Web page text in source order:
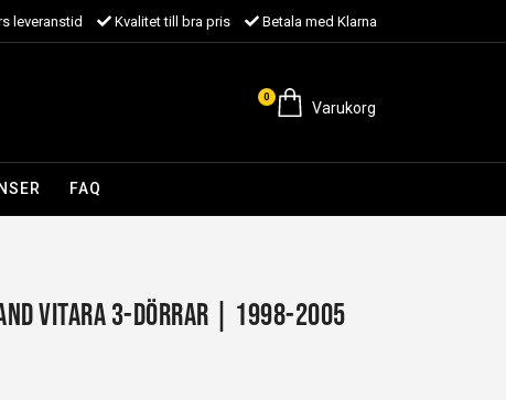
leveranstid Kvalitet till bra pris Betala med Klarna
0
Varukorg
FAQ
Vitara 3-dörrar | 1998-2005